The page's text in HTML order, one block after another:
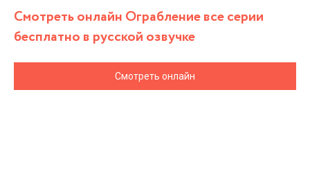
лет училась за границей, а потом вернулась на родину. И
вот неожиданно пути молодых людей снова сходятся…
Смотреть онлайн Ограбление все серии
бесплатно в русской озвучке
Смотреть онлайн